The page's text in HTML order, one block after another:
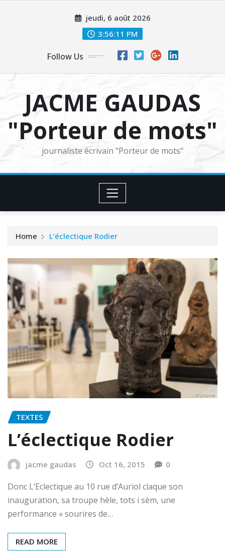
jeudi, 6 août 2026
3:56:12 PM
Follow Us
JACME GAUDAS
"Porteur de mots"
journaliste écrivain "Porteur de mots"
Home L’éclectique Rodier
TEXTES
L’éclectique Rodier
jacme gaudas Oct 16, 2015 0
Donc L’Eclectique au 10 rue d’Auriol claque son
inauguration, sa troupe hèle, tots i sèm, une
performance « sourires de…
READ MORE